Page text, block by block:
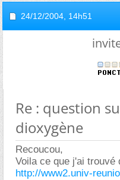
24/12/2004, 14h51
Re : question
dioxygène
Recoucou,
Voila ce que j'ai trouvé
http://www2.univ-